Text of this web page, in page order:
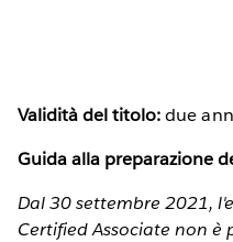
Validità del titolo:due
Guida alla preparazione
Dal 30 settembre 2021,
Certified Associate non è